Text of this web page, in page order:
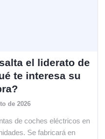
el liderato de
te interesa su
de 2026
de coches eléctricos en
Se fabricará en